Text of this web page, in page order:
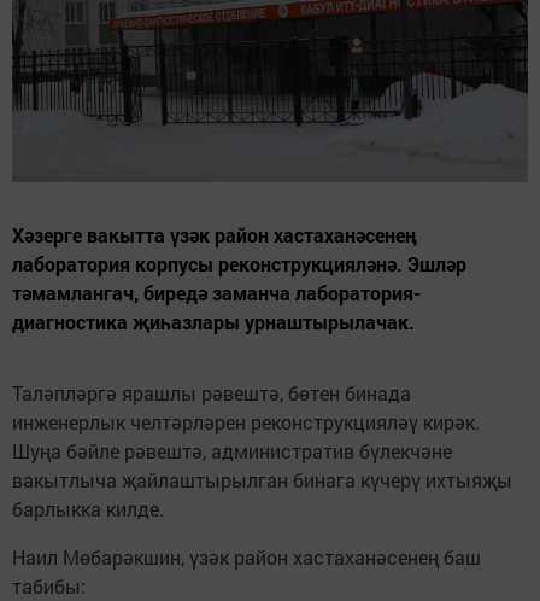
Хәзерге вакытта үзәк район хастаханәсенең
лаборатория корпусы реконструкцияләнә. Эшләр
тәмамлангач, биредә заманча лаборатория-
диагностика җиһазлары урнаштырылачак.
Таләпләргә ярашлы рәвештә, бөтен бинада
инженерлык челтәрләрен реконструкцияләү кирәк.
Шуңа бәйле рәвештә, административ бүлекчәне
вакытлыча җайлаштырылган бинага күчерү ихтыяҗы
барлыкка килде.
Наил Мөбарәкшин, үзәк район хастаханәсенең баш
табибы: